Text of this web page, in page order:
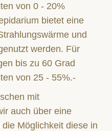
von 0 - 20%
bietet eine
und
werden. Für
bis zu 60 Grad
von 25 - 55%.-
mit
auch über eine
Möglichkeit diese in